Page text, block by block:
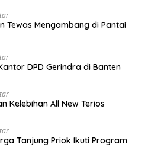
Tewas Mengambang di Pantai
DPD Gerindra di Banten
Kelebihan All New Terios
Tanjung Priok Ikuti Program